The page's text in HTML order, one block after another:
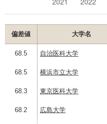
偏差値 大学名
68.5 自治医科大学
68.5 横浜市立大学
68.3 東京医科大学
68.2 広島大学